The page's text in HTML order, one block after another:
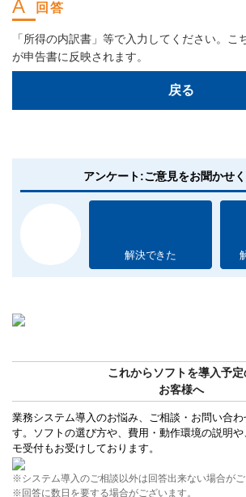
「所得の内訳書」等で入力してください。こ
が申告書に反映されます。
戻る
アンケート:ご意見をお聞かせ
解決できた
これからソフトを導入予定
お客様へ
業務システム導入のお悩み、ご相談・お問い合
す。ソフトの選び方や、費用・動作環境の説明
モ受付もお受けしております。
※システム導入のご相談以外は回答出来ない場合がご
※回答に数日を要する場合がございます。